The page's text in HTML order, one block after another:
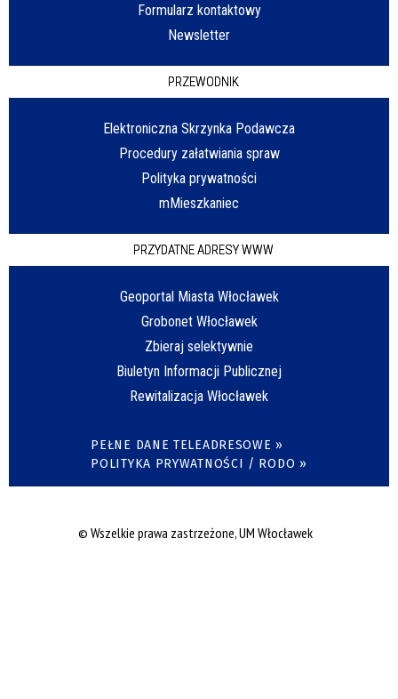
Formularz kontaktowy
Newsletter
PRZEWODNIK
Elektroniczna Skrzynka Podawcza
Procedury załatwiania spraw
Polityka prywatności
mMieszkaniec
PRZYDATNE ADRESY WWW
Geoportal Miasta Włocławek
Grobonet Włocławek
Zbieraj selektywnie
Biuletyn Informacji Publicznej
Rewitalizacja Włocławek
PEŁNE DANE TELEADRESOWE »
POLITYKA PRYWATNOŚCI / RODO »
© Wszelkie prawa zastrzeżone, UM Włocławek